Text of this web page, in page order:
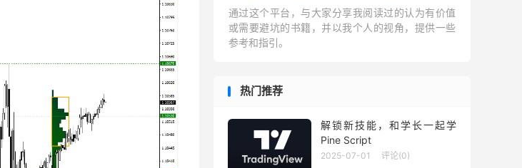
通过这个平台，与大家分享我阅读过的认为有价值
或需要避坑的书籍，并以我个人的视角，提供一些
参考和指引。
热门推荐
解锁新技能，和学长一起学
Pine Script
2025-07-01 评论(0)